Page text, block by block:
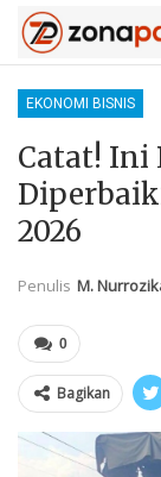
EKONOMI BISNIS
Catat! Ini
2026
Penulis M.
0
Bagikan